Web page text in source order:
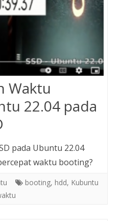
Waktu
22.04 pada
pada Ubuntu 22.04
waktu booting?
booting, hdd, Kubuntu